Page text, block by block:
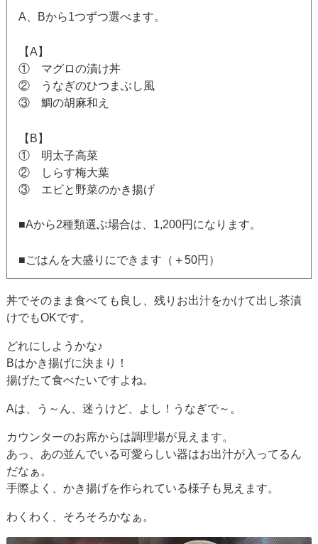
A、Bから1つずつ選べます。
【A】
① マグロの漬け丼
② うなぎのひつまぶし風
③ 鯛の胡麻和え
【B】
① 明太子高菜
② しらす梅大葉
③ エビと野菜のかき揚げ
■Aから2種類選ぶ場合は、1,200円になります。
■ごはんを大盛りにできます（＋50円）
丼でそのまま食べても良し、残りお出汁をかけて出し茶漬
けでもOKです。
どれにしようかな♪
Bはかき揚げに決まり！
揚げたて食べたいですよね。
Aは、う～ん、迷うけど、よし！うなぎで～。
カウンターのお席からは調理場が見えます。
あっ、あの並んでいる可愛らしい器はお出汁が入ってるん
だなぁ。
手際よく、かき揚げを作られている様子も見えます。
わくわく、そろそろかなぁ。